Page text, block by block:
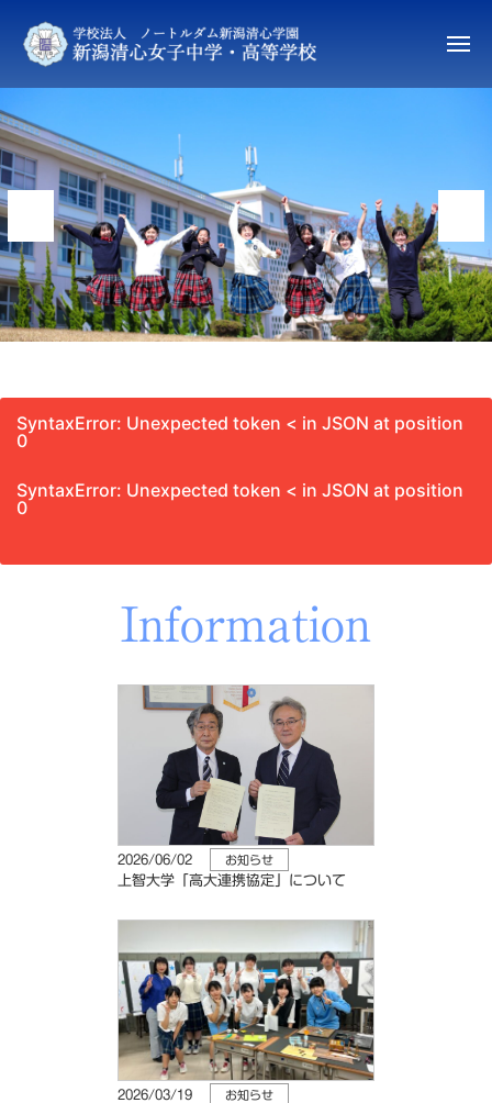
ツ
へ
ス
キ
ッ
プ
新
潟
清
心
子
中
学
・
等
学
校
メ
ュ
SyntaxError: Unexpected token < in JSON at position
0
SyntaxError: Unexpected token < in JSON at position
0
Information
2026/06/02 お知らせ
上智大学「高大連携協定」について
2026/03/19 お知らせ
潟
清
子
中
学
高
等
学
校